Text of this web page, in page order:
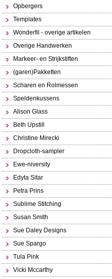
Opbergers
Templates
Wonderfil - overige artikelen
Overige Handwerken
Markeer- en Strijkstiften
(garen)Pakketten
Scharen en Rolmessen
Speldenkussens
Alison Glass
Beth Upstill
Christine Mirecki
Dropcloth-sampler
Ewe-niversity
Edyta Sitar
Petra Prins
Sublime Stitching
Susan Smith
Sue Daley Designs
Sue Spargo
Tula Pink
Vicki Mccarthy